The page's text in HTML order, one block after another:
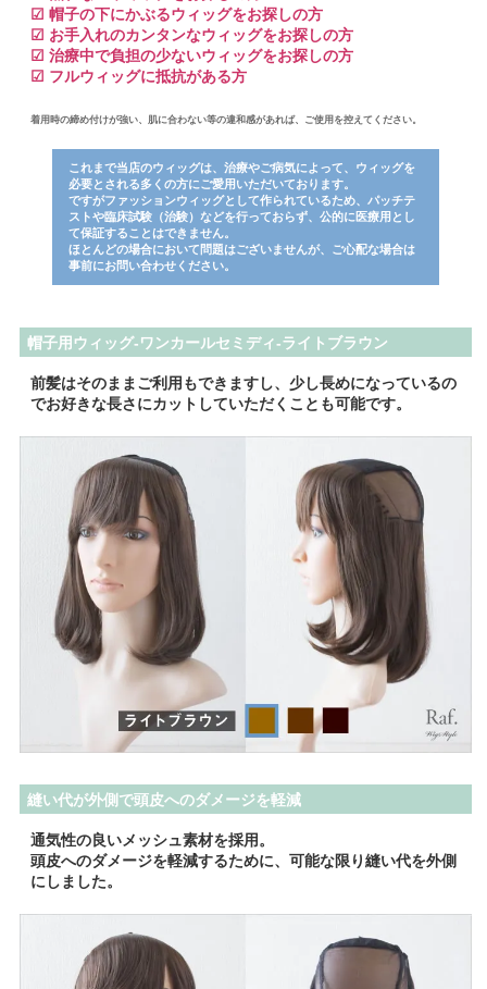
☑ 帽子の下にかぶるウィッグをお探しの方
☑ お手入れのカンタンなウィッグをお探しの方
☑ 治療中で負担の少ないウィッグをお探しの方
☑ フルウィッグに抵抗がある方
着用時の締め付けが強い、肌に合わない等の違和感があれば、ご使用を控えてください。
これまで当店のウィッグは、治療やご病気によって、ウィッグを
必要とされる多くの方にご愛用いただいております。
ですがファッションウィッグとして作られているため、パッチテ
ストや臨床試験（治験）などを行っておらず、公的に医療用とし
て保証することはできません。
ほとんどの場合において問題はございませんが、ご心配な場合は
事前にお問い合わせください。
帽子用ウィッグ-ワンカールセミディ-ライトブラウン
前髪はそのままご利用もできますし、少し長めになっているの
でお好きな長さにカットしていただくことも可能です。
縫い代が外側で頭皮へのダメージを軽減
通気性の良いメッシュ素材を採用。
頭皮へのダメージを軽減するために、可能な限り縫い代を外側
にしました。